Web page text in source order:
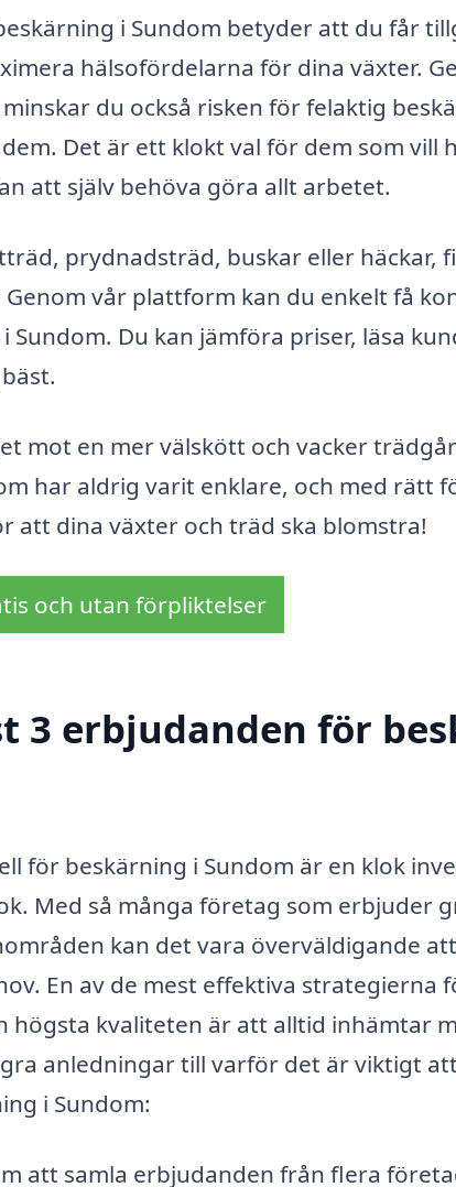
i Sundom betyder att du får
hälsofördelarna för dina växter.
du också risken för felaktig
Det är ett klokt val för dem som vill
att själv behöva göra allt arbetet.
prydnadsträd, buskar eller häckar,
vår plattform kan du enkelt få
Sundom. Du kan jämföra priser, läsa
mot en mer välskött och vacker
har aldrig varit enklare, och med rätt
att dina växter och träd ska blomstra!
och utan förpliktelser
3 erbjudanden för
för beskärning i Sundom är en klok
Med så många företag som erbjuder
kan det vara överväldigande
En av de mest effektiva strategierna
högsta kvaliteten är att alltid inhämtar
anledningar till varför det är viktigt
i Sundom:
att samla erbjudanden från flera